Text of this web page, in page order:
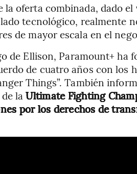
la oferta combinada, dado
tecnológico, realmente
de mayor escala en el
de Ellison, Paramount+ ha
de cuatro años con los
Things”. También
de laUltimate Fighting
por los derechos de